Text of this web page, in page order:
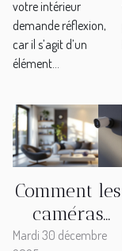
intérieur ?
votre intérieur
demande réflexion,
car il s’agit d’un
élément...
Comment les
caméras
discrètes
Mardi 30 décembre